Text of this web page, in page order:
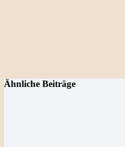
Ähnliche Beiträge